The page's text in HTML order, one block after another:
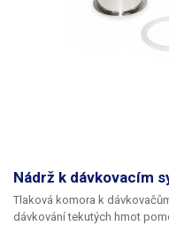
Nádrž k dávkovacím
Tlaková komora k
dávkování tekutých hmot